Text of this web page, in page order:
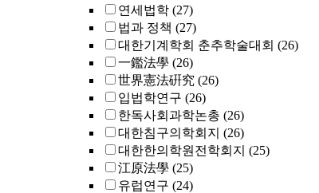
연세법학 (27)
법과 정책 (27)
대한기계학회 춘추학술대회 (26)
一鑑法學 (26)
世界憲法硏究 (26)
입법학연구 (26)
한독사회과학논총 (26)
대한침구의학회지 (26)
대한한의학원전학회지 (25)
江原法學 (25)
유럽연구 (24)